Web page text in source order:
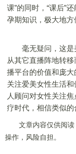
课”的同时，“课后”
孕期知识，极大地方
毫无疑问，这是美
从其它直播阵地转
播平台的价值和庞
关注爱美女性生活
人顾问对女性关注
疗时代，相信类似的
文章内容仅供阅读
操作，风险自担。